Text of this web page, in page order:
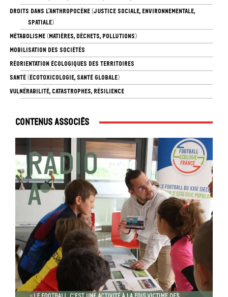
DROITS DANS L’ANTHROPOCÈNE (JUSTICE SOCIALE, ENVIRONNEMENTALE,
SPATIALE)
MÉTABOLISME (MATIÈRES, DÉCHETS, POLLUTIONS)
MOBILISATION DES SOCIÉTÉS
RÉORIENTATION ÉCOLOGIQUES DES TERRITOIRES
SANTÉ (ÉCOTOXICOLOGIE, SANTÉ GLOBALE)
VULNÉRABILITÉ, CATASTROPHES, RÉSILIENCE
Contenus associés